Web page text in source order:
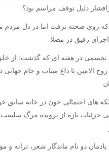
دلیل توقف مراسم بود؟
روی صحنه نرفت اما در دل مردم
رفیق در مصلا
تجسمی در هفته ای که گذشت؛ از
الامین تا داغ میناب و جام جهانی
های احتمالی خون در خانه سابق
جزئیات تازه از پرونده مرگ
دو نام ماندگار شعر، ترانه و